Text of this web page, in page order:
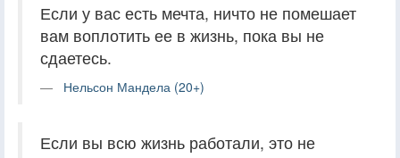
Если у вас есть мечта, ничто не помешает
вам воплотить ее в жизнь, пока вы не
сдаетесь.
Нельсон Мандела (20+)
Если вы всю жизнь работали, это не